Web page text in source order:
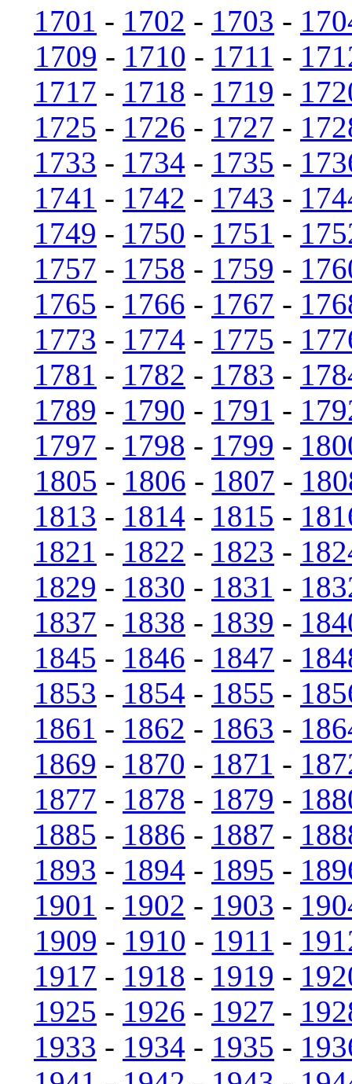
1701 - 1702 - 1703 -
1709 - 1710 - 1711 -
1717 - 1718 - 1719 -
1725 - 1726 - 1727 -
1733 - 1734 - 1735 -
1741 - 1742 - 1743 -
1749 - 1750 - 1751 -
1757 - 1758 - 1759 -
1765 - 1766 - 1767 -
1773 - 1774 - 1775 -
1781 - 1782 - 1783 -
1789 - 1790 - 1791 -
1797 - 1798 - 1799 -
1805 - 1806 - 1807 -
1813 - 1814 - 1815 -
1821 - 1822 - 1823 -
1829 - 1830 - 1831 -
1837 - 1838 - 1839 -
1845 - 1846 - 1847 -
1853 - 1854 - 1855 -
1861 - 1862 - 1863 -
1869 - 1870 - 1871 -
1877 - 1878 - 1879 -
1885 - 1886 - 1887 -
1893 - 1894 - 1895 -
1901 - 1902 - 1903 -
1909 - 1910 - 1911 -
1917 - 1918 - 1919 -
1925 - 1926 - 1927 -
1933 - 1934 - 1935 -